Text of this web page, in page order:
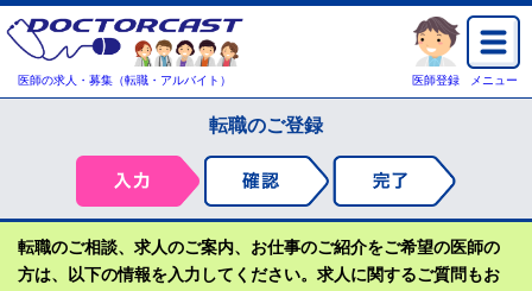
医師の求人・募集（転職・アルバイト） 医師登録 メニュー
転職のご登録
転職のご相談、求人のご案内、お仕事のご紹介をご希望の医師の
方は、以下の情報を入力してください。求人に関するご質問もお